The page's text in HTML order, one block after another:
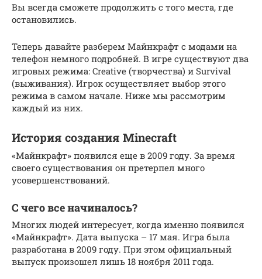
Вы всегда сможете продолжить с того места, где
остановились.
Теперь давайте разберем Майнкрафт с модами на
телефон немного подробней. В игре существуют два
игровых режима: Creative (творчества) и Survival
(выживания). Игрок осуществляет выбор этого
режима в самом начале. Ниже мы рассмотрим
каждый из них.
История создания Minecraft
«Майнкрафт» появился еще в 2009 году. За время
своего существования он претерпел много
усовершенствований.
С чего все начиналось?
Многих людей интересует, когда именно появился
«Майнкрафт». Дата выпуска – 17 мая. Игра была
разработана в 2009 году. При этом официальный
выпуск произошел лишь 18 ноября 2011 года.